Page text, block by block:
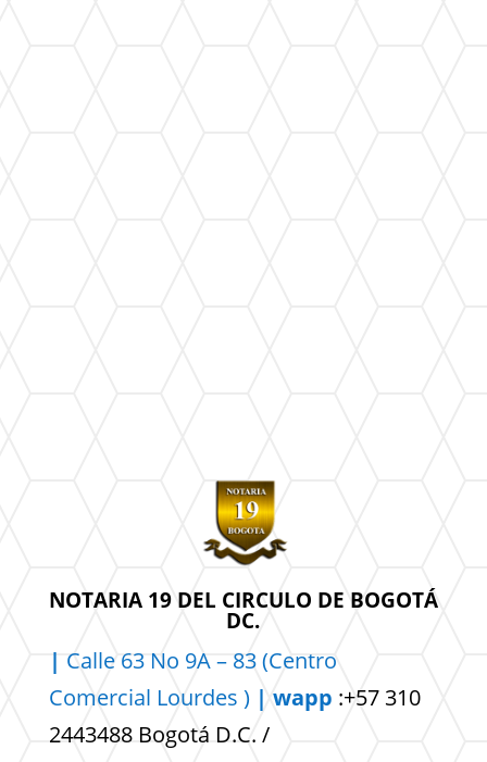
NOTARIA 19 DEL CIRCULO DE BOGOTÁ
DC.
| Calle 63 No 9A – 83 (Centro
Comercial Lourdes ) | wapp :+57 310
2443488 Bogotá D.C. /